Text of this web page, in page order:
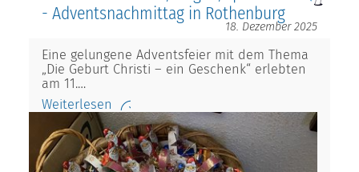
- Adventsnachmittag in Rothenburg
18. Dezember 2025
Eine gelungene Adventsfeier mit dem Thema
„Die Geburt Christi – ein Geschenk“ erlebten
am 11.…
Weiterlesen